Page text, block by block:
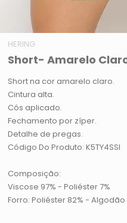
HERING
Short- Amarelo
Short na cor amarelo claro.
Cintura alta.
Cós aplicado.
Fechamento por zíper.
Detalhe de pregas.
Código Do Produto: K5TY4SSI
Composição:
Viscose 97% - Poliéster 7%
Forro: Poliéster 82% - Algodão